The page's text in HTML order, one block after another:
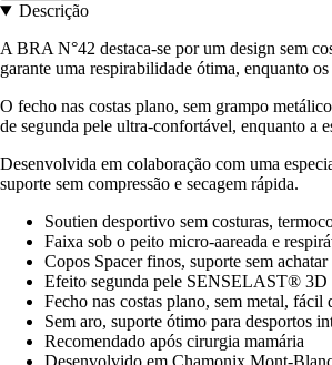
Descrição
A BRA N°42 destaca-se por um design sem
garante uma respirabilidade ótima, enquanto
O fecho nas costas plano, sem grampo
de segunda pele ultra-confortável, enquanto a
Desenvolvida em colaboração com uma
suporte sem compressão e secagem rápida.
Soutien desportivo sem costuras,
Faixa sob o peito micro-aareada e
Copos Spacer finos, suporte sem
Efeito segunda pele SENSELAST® 3D
Fecho nas costas plano, sem metal, fácil
Sem aro, suporte ótimo para desportos
Recomendado após cirurgia mamária